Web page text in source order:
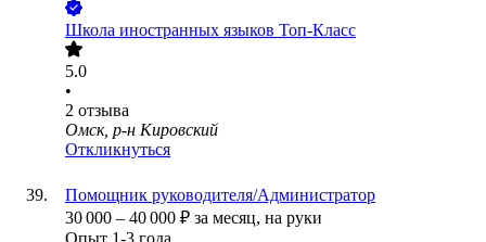
Школа иностранных языков Топ-Класс
5.0
•
2 отзыва
Омск, р-н Кировский
Откликнуться
Помощник руководителя/Администратор
30 000 – 40 000 ₽ за месяц, на руки